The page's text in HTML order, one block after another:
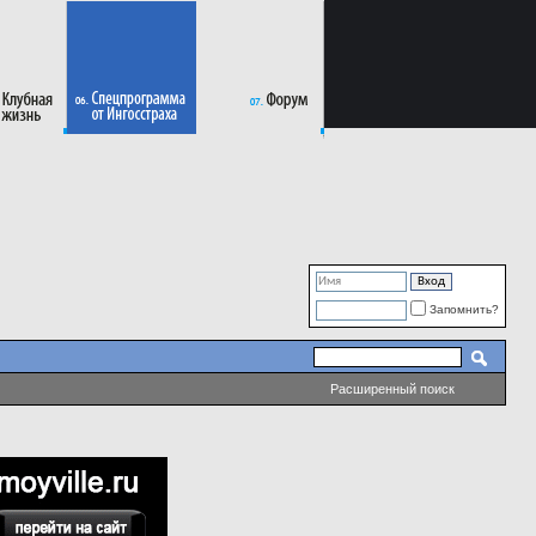
Запомнить?
Расширенный поиск